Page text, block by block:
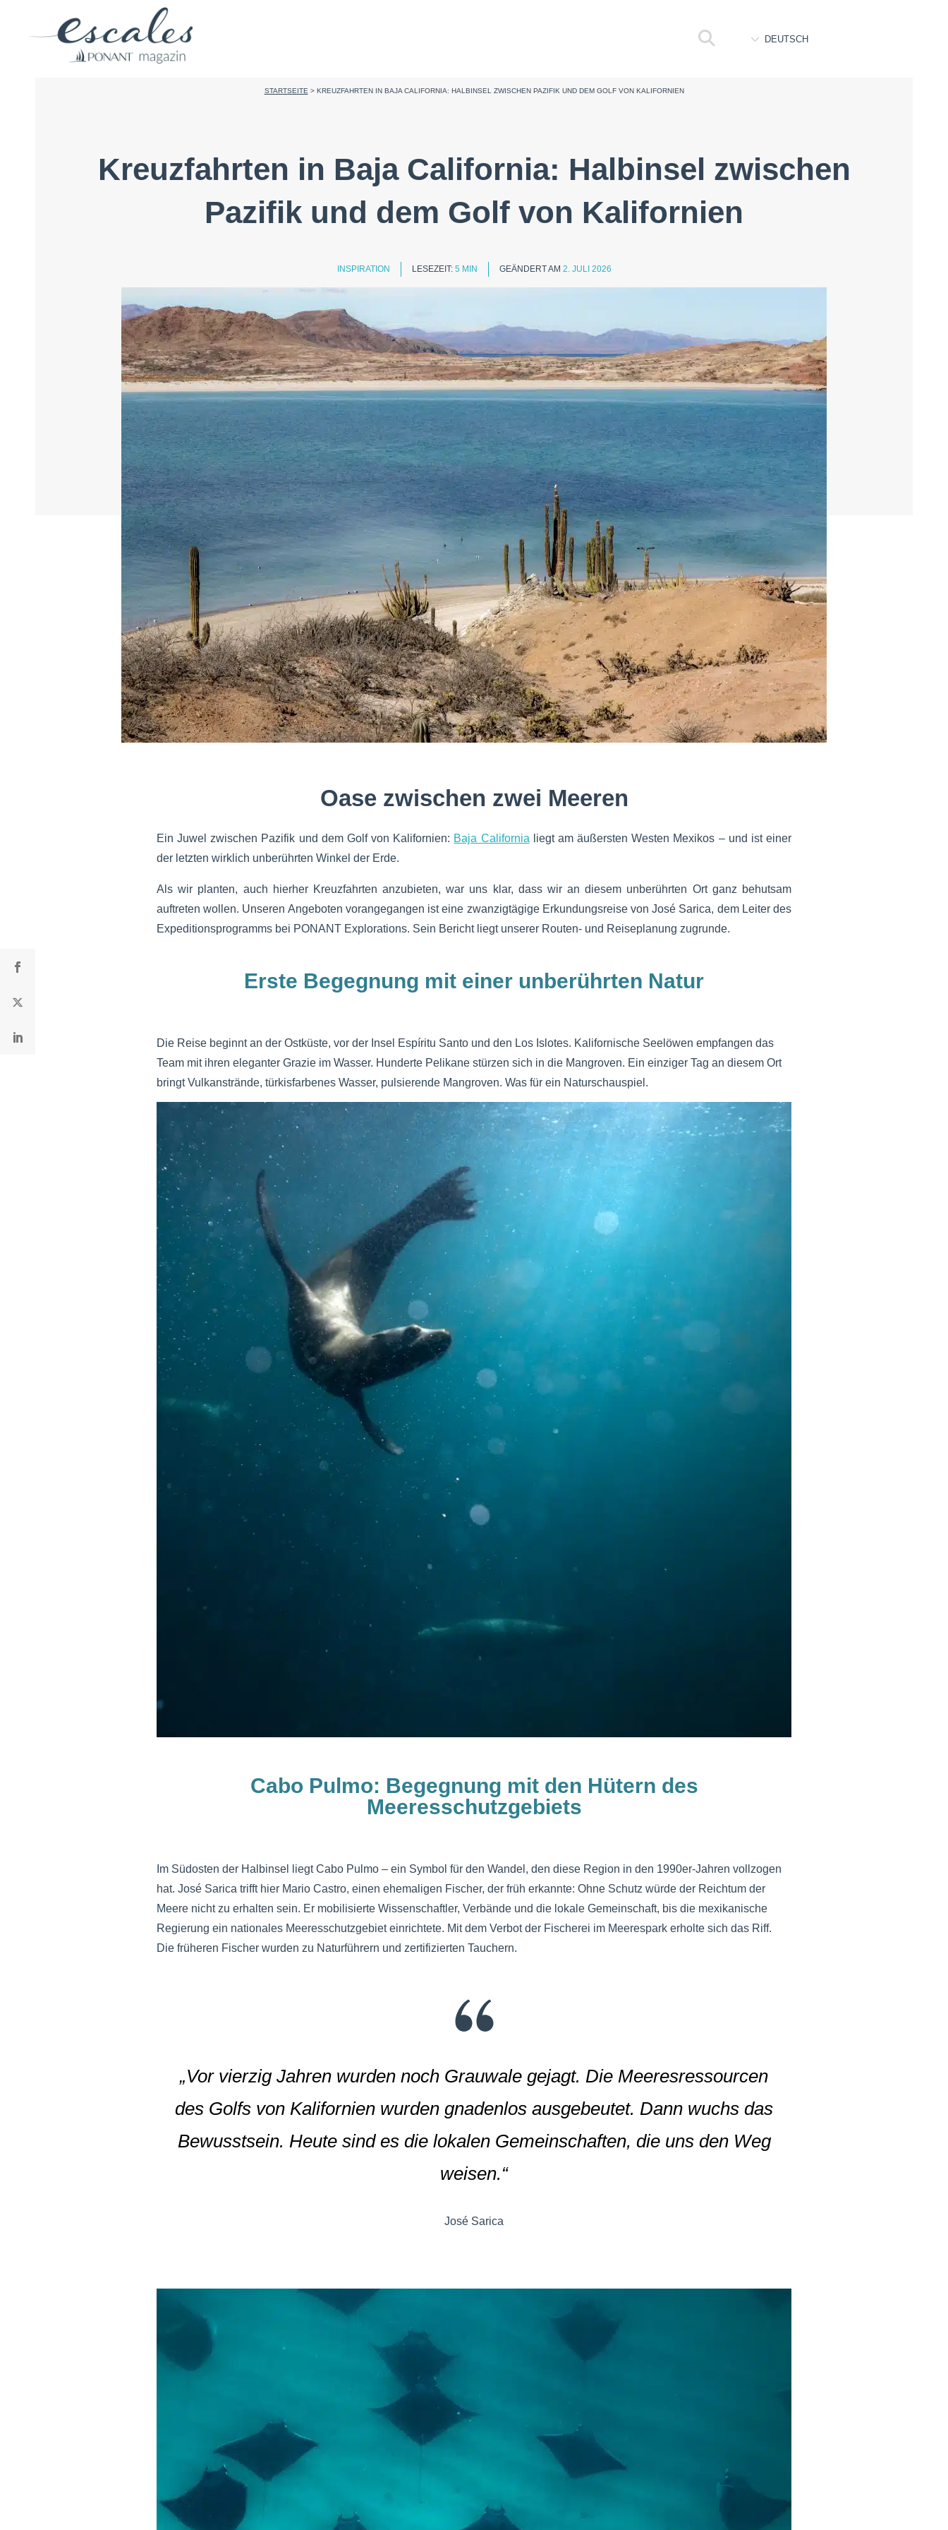
DEUTSCH
STARTSEITE > KREUZFAHRTEN IN BAJA CALIFORNIA: HALBINSEL ZWISCHEN PAZIFIK UND DEM GOLF VON KALIFORNIEN
Kreuzfahrten in Baja California: Halbinsel zwischen
Pazifik und dem Golf von Kalifornien
INSPIRATION LESEZEIT: 5 MIN GEÄNDERT AM 2. JULI 2026
Oase zwischen zwei Meeren
Ein Juwel zwischen Pazifik und dem Golf von Kalifornien: Baja California liegt am äußersten Westen Mexikos – und ist einer
der letzten wirklich unberührten Winkel der Erde.
Als wir planten, auch hierher Kreuzfahrten anzubieten, war uns klar, dass wir an diesem unberührten Ort ganz behutsam
auftreten wollen. Unseren Angeboten vorangegangen ist eine zwanzigtägige Erkundungsreise von José Sarica, dem Leiter des
Expeditionsprogramms bei PONANT Explorations. Sein Bericht liegt unserer Routen- und Reiseplanung zugrunde.
Erste Begegnung mit einer unberührten Natur
Die Reise beginnt an der Ostküste, vor der Insel Espíritu Santo und den Los Islotes. Kalifornische Seelöwen empfangen das
Team mit ihren eleganter Grazie im Wasser. Hunderte Pelikane stürzen sich in die Mangroven. Ein einziger Tag an diesem Ort
bringt Vulkanstrände, türkisfarbenes Wasser, pulsierende Mangroven. Was für ein Naturschauspiel.
Cabo Pulmo: Begegnung mit den Hütern des
Meeresschutzgebiets
Im Südosten der Halbinsel liegt Cabo Pulmo – ein Symbol für den Wandel, den diese Region in den 1990er-Jahren vollzogen
hat. José Sarica trifft hier Mario Castro, einen ehemaligen Fischer, der früh erkannte: Ohne Schutz würde der Reichtum der
Meere nicht zu erhalten sein. Er mobilisierte Wissenschaftler, Verbände und die lokale Gemeinschaft, bis die mexikanische
Regierung ein nationales Meeresschutzgebiet einrichtete. Mit dem Verbot der Fischerei im Meerespark erholte sich das Riff.
Die früheren Fischer wurden zu Naturführern und zertifizierten Tauchern.
„Vor vierzig Jahren wurden noch Grauwale gejagt. Die Meeresressourcen
des Golfs von Kalifornien wurden gnadenlos ausgebeutet. Dann wuchs das
Bewusstsein. Heute sind es die lokalen Gemeinschaften, die uns den Weg
weisen.“
José Sarica